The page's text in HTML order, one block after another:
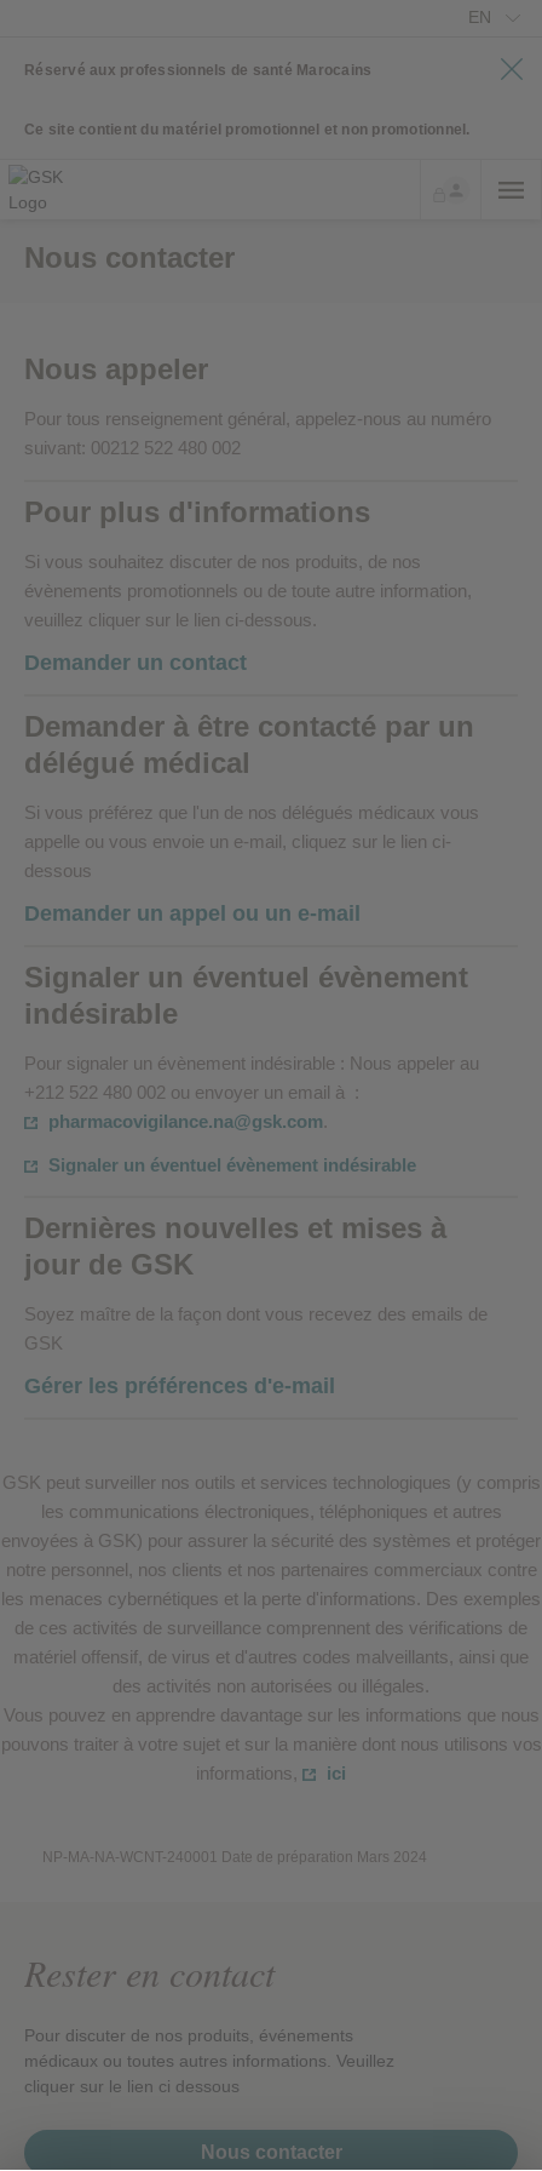
EN
Réservé aux professionnels de santé Marocains
Ce site contient du matériel promotionnel et non promotionnel.
Nous contacter
Nous appeler
Pour tous renseignement général, appelez-nous au numéro
suivant: 00212 522 480 002
Pour plus d'informations
Si vous souhaitez discuter de nos produits, de nos
évènements promotionnels ou de toute autre information,
veuillez cliquer sur le lien ci-dessous.
Demander un contact
Demander à être contacté par un
délégué médical
Si vous préférez que l'un de nos délégués médicaux vous
appelle ou vous envoie un e-mail, cliquez sur le lien ci-
dessous
Demander un appel ou un e-mail
Signaler un éventuel évènement
indésirable
Pour signaler un évènement indésirable : Nous appeler au
+212 522 480 002 ou envoyer un email à :
pharmacovigilance.na@gsk.com.
Signaler un éventuel évènement indésirable
Dernières nouvelles et mises à
jour de GSK
Soyez maître de la façon dont vous recevez des emails de
GSK
Gérer les préférences d'e-mail
GSK peut surveiller nos outils et services technologiques (y compris
les communications électroniques, téléphoniques et autres
envoyées à GSK) pour assurer la sécurité des systèmes et protéger
notre personnel, nos clients et nos partenaires commerciaux contre
les menaces cybernétiques et la perte d'informations. Des exemples
de ces activités de surveillance comprennent des vérifications de
matériel offensif, de virus et d'autres codes malveillants, ainsi que
des activités non autorisées ou illégales.
Vous pouvez en apprendre davantage sur les informations que nous
pouvons traiter à votre sujet et sur la manière dont nous utilisons vos
informations,
ici
NP-MA-NA-WCNT-240001 Date de préparation Mars 2024
Rester en contact
Pour discuter de nos produits, événements
médicaux ou toutes autres informations. Veuillez
cliquer sur le lien ci dessous
Nous contacter